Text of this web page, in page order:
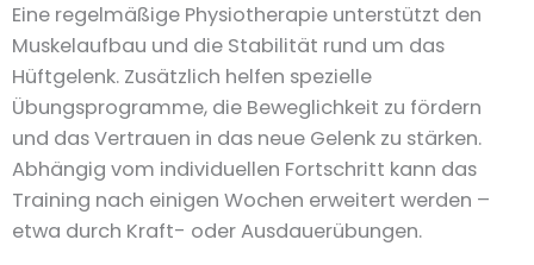
Eine regelmäßige Physiotherapie unterstützt den
Muskelaufbau und die Stabilität rund um das
Hüftgelenk. Zusätzlich helfen spezielle
Übungsprogramme, die Beweglichkeit zu fördern
und das Vertrauen in das neue Gelenk zu stärken.
Abhängig vom individuellen Fortschritt kann das
Training nach einigen Wochen erweitert werden –
etwa durch Kraft- oder Ausdauerübungen.